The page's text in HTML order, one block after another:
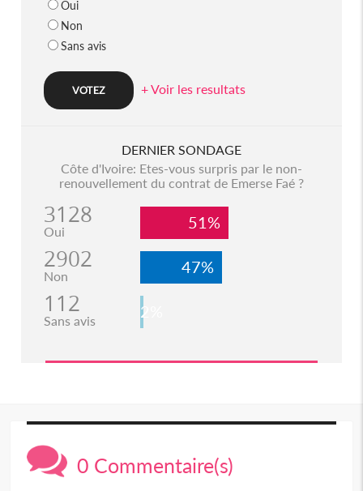
Oui
Non
Sans avis
+ Voir les resultats
DERNIER SONDAGE
Côte d'Ivoire: Etes-vous surpris par le non-
renouvellement du contrat de Emerse Faé ?
3128
Oui 51%
2902
Non 47%
112
Sans avis 2%
0 Commentaire(s)